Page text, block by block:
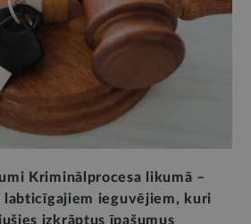
Kriminālprocesa likumā –
labticīgajiem ieguvējiem, kuri
izkrāptus īpašumus